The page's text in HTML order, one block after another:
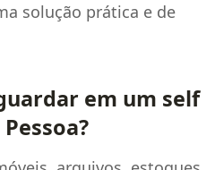
solução prática e de
em um self